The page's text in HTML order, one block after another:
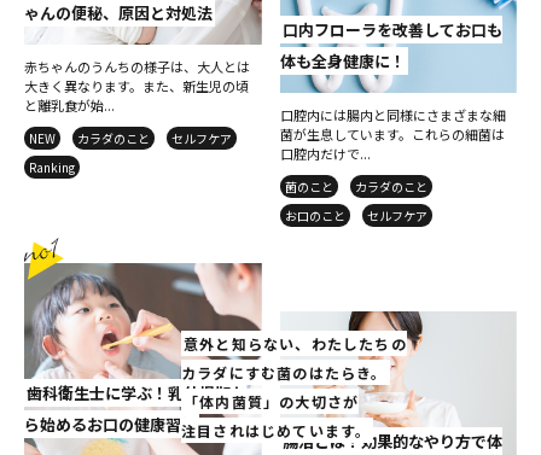
意外と知らない、わたしたちの
カラダにすむ菌のはたらき。
「体内菌質」の大切さが
注目されはじめています。
ゃんの便秘、原因と対処法
赤ちゃんのうんちの様子は、大人とは
大きく異なります。また、新生児の頃
と離乳食が始...
NEW カラダのこと
セルフケア
Ranking
口内フローラを改善してお口も
体も全身健康に！
口腔内には腸内と同様にさまざまな細
菌が生息しています。これらの細菌は
口腔内だけで...
菌のこと
カラダのこと
お口のこと
セルフケア
歯科衛生士に学ぶ！乳幼児期か
ら始めるお口の健康習慣
腸活とは？効果的なやり方で体